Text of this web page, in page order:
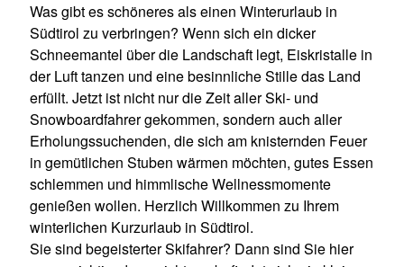
Was gibt es schöneres als einen Winterurlaub in
Südtirol zu verbringen? Wenn sich ein dicker
Schneemantel über die Landschaft legt, Eiskristalle in
der Luft tanzen und eine besinnliche Stille das Land
erfüllt. Jetzt ist nicht nur die Zeit aller Ski- und
Snowboardfahrer gekommen, sondern auch aller
Erholungssuchenden, die sich am knisternden Feuer
in gemütlichen Stuben wärmen möchten, gutes Essen
schlemmen und himmlische Wellnessmomente
genießen wollen. Herzlich Willkommen zu Ihrem
winterlichen Kurzurlaub in Südtirol.
Sie sind begeisterter Skifahrer? Dann sind Sie hier